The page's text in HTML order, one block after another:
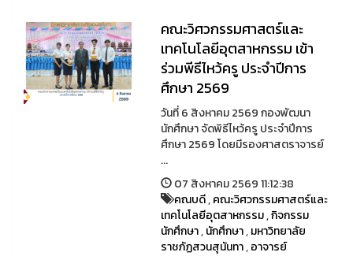
คณะวิศวกรรมศาสตร์และ
เทคโนโลยีอุตสาหกรรม เข้า
ร่วมพีธีไหว้ครู ประจำปีการ
ศึกษา 2569
วันที่ 6 สิงหาคม 2569 กองพัฒนา
นักศึกษา จัดพิธีไหว้ครู ประจำปีการ
ศึกษา 2569 โดยมีรองศาสตราจารย์
...
07 สิงหาคม 2569 11:12:38
คณบดี,คณะวิศวกรรมศาสตร์และ
เทคโนโลยีอุตสาหกรรม,กิจกรรม
นักศึกษา,นักศึกษา,มหาวิทยาลัย
ราชภัฏสวนสุนันทา,อาจารย์